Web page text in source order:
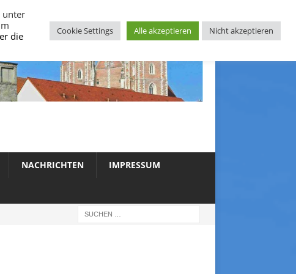
NACHRICHTEN IMPRESSUM
unter
die
Cookie Settings Alle akzeptieren Nicht akzeptieren